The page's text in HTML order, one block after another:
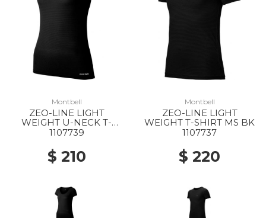
Montbell
ZEO-LINE LIGHT
WEIGHT U-NECK T-
SHIRT WS BK
1107739
$ 210
Montbell
ZEO-LINE LIGHT
WEIGHT T-SHIRT MS BK
1107737
$ 220